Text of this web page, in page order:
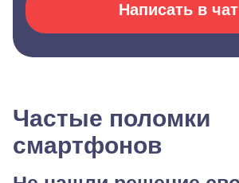
Написать в чат
Частые поломки
смартфонов